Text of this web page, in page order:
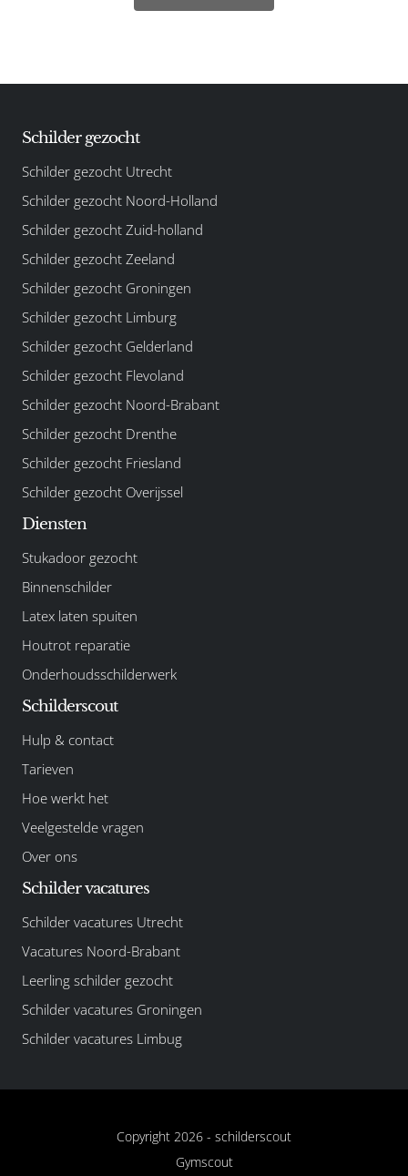
Schilder gezocht
Schilder gezocht Utrecht
Schilder gezocht Noord-Holland
Schilder gezocht Zuid-holland
Schilder gezocht Zeeland
Schilder gezocht Groningen
Schilder gezocht Limburg
Schilder gezocht Gelderland
Schilder gezocht Flevoland
Schilder gezocht Noord-Brabant
Schilder gezocht Drenthe
Schilder gezocht Friesland
Schilder gezocht Overijssel
Diensten
Stukadoor gezocht
Binnenschilder
Latex laten spuiten
Houtrot reparatie
Onderhoudsschilderwerk
Schilderscout
Hulp & contact
Tarieven
Hoe werkt het
Veelgestelde vragen
Over ons
Schilder vacatures
Schilder vacatures Utrecht
Vacatures Noord-Brabant
Leerling schilder gezocht
Schilder vacatures Groningen
Schilder vacatures Limbug
Copyright 2026 - schilderscout
Gymscout